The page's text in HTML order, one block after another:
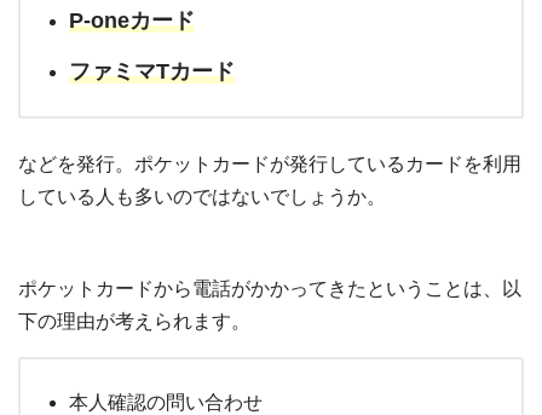
P-oneカード
ファミマTカード
などを発行。ポケットカードが発行しているカードを利用
している人も多いのではないでしょうか。
ポケットカードから電話がかかってきたということは、以
下の理由が考えられます。
本人確認の問い合わせ